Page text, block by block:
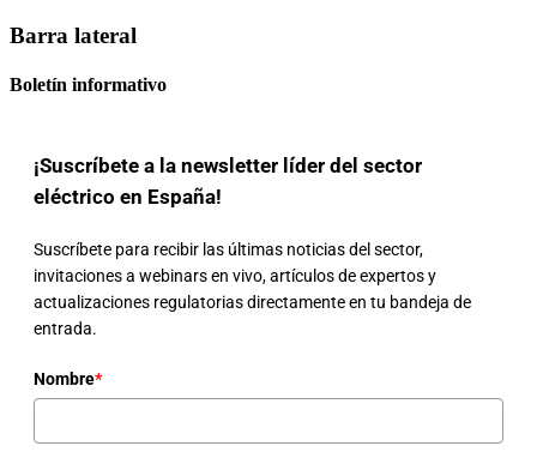
Barra lateral
Boletín informativo
¡Suscríbete a la newsletter líder del sector
eléctrico en España!
Suscríbete para recibir las últimas noticias del sector,
invitaciones a webinars en vivo, artículos de expertos y
actualizaciones regulatorias directamente en tu bandeja de
entrada.
Nombre*